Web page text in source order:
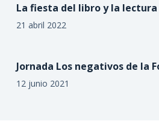
La fiesta del libro y la lectura
21 abril 2022
Jornada Los negativos de la
12 junio 2021